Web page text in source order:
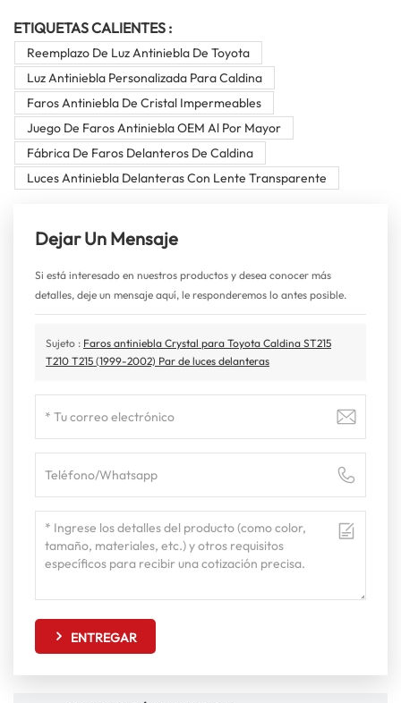
ETIQUETAS CALIENTES :
Reemplazo De Luz Antiniebla De Toyota
Luz Antiniebla Personalizada Para Caldina
Faros Antiniebla De Cristal Impermeables
Juego De Faros Antiniebla OEM Al Por Mayor
Fábrica De Faros Delanteros De Caldina
Luces Antiniebla Delanteras Con Lente Transparente
Dejar Un Mensaje
Si está interesado en nuestros productos y desea conocer más
detalles, deje un mensaje aquí, le responderemos lo antes posible.
Sujeto : Faros antiniebla Crystal para Toyota Caldina ST215
T210 T215 (1999-2002) Par de luces delanteras
ENTREGAR